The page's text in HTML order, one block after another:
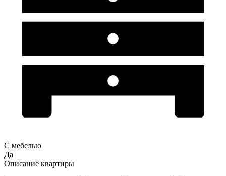
С мебелью
Да
Описание квартиры